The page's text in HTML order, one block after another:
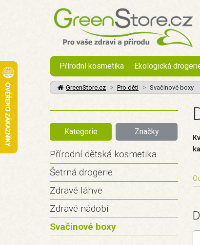
Přírodní kosmetika Ekologická
GreenStore.cz Pro děti Svačinové boxy
Kategorie Značky
Přírodní dětská kosmetika
Šetrná drogerie
Zdravé láhve
Zdravé nádobí
Svačinové boxy